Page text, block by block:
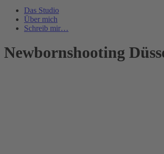
Das Studio
Über mich
Schreib mir…
Newbornshooting